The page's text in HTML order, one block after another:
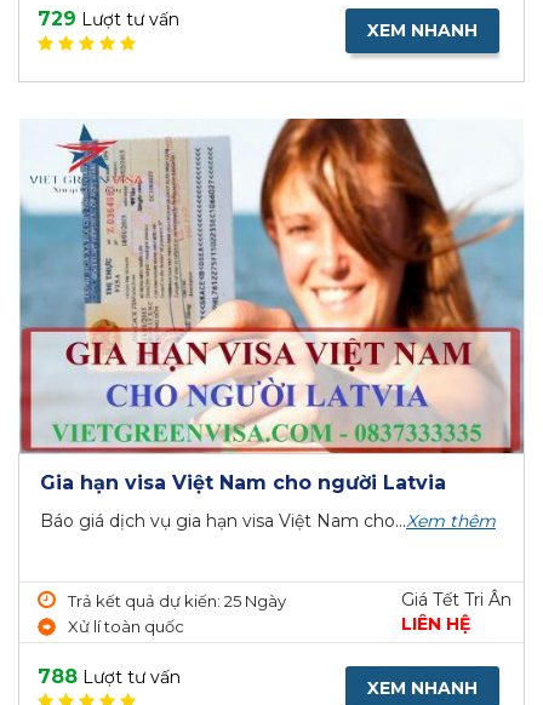
729 Lượt tư vấn XEM NHANH
Gia hạn visa Việt Nam cho người Latvia
Báo giá dịch vụ gia hạn visa Việt Nam cho...Xem thêm
Trả kết quả dự kiến: 25 Ngày
Xử lí toàn quốc
Giá Tết Tri Ân
LIÊN HỆ
788 Lượt tư vấn XEM NHANH